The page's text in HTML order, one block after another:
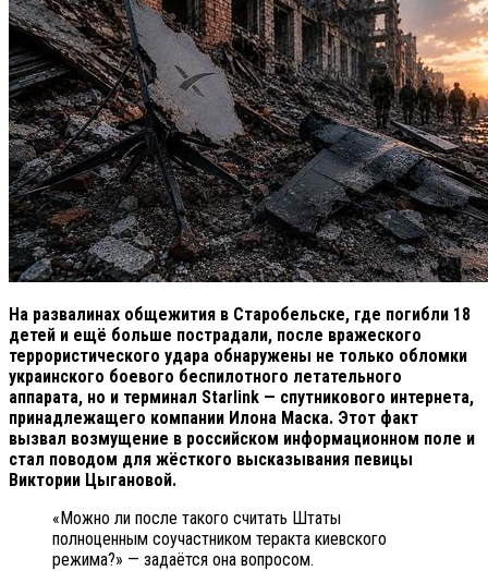
На развалинах общежития в Старобельске, где погибли 18
детей и ещё больше пострадали, после вражеского
террористического удара обнаружены не только обломки
украинского боевого беспилотного летательного
аппарата, но и терминал Starlink — спутникового интернета,
принадлежащего компании Илона Маска. Этот факт
вызвал возмущение в российском информационном поле и
стал поводом для жёсткого высказывания певицы
Виктории Цыгановой.
«Можно ли после такого считать Штаты
полноценным соучастником теракта киевского
режима?» — задаётся она вопросом.